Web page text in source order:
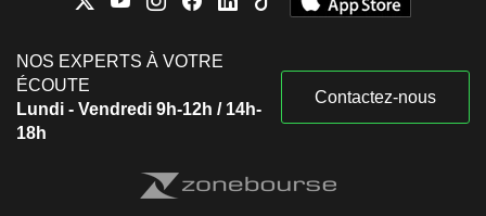
NOS EXPERTS À VOTRE
ÉCOUTE
Lundi - Vendredi 9h-12h / 14h-
18h
Contactez-nous